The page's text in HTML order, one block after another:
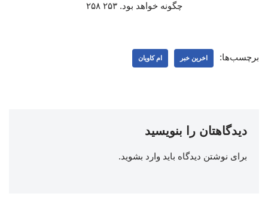
چگونه خواهد بود. ۲۵۳ ۲۵۸
برچسب‌ها: اخرین خبر ام کاویان
دیدگاهتان را بنویسید
برای نوشتن دیدگاه باید وارد بشوید.